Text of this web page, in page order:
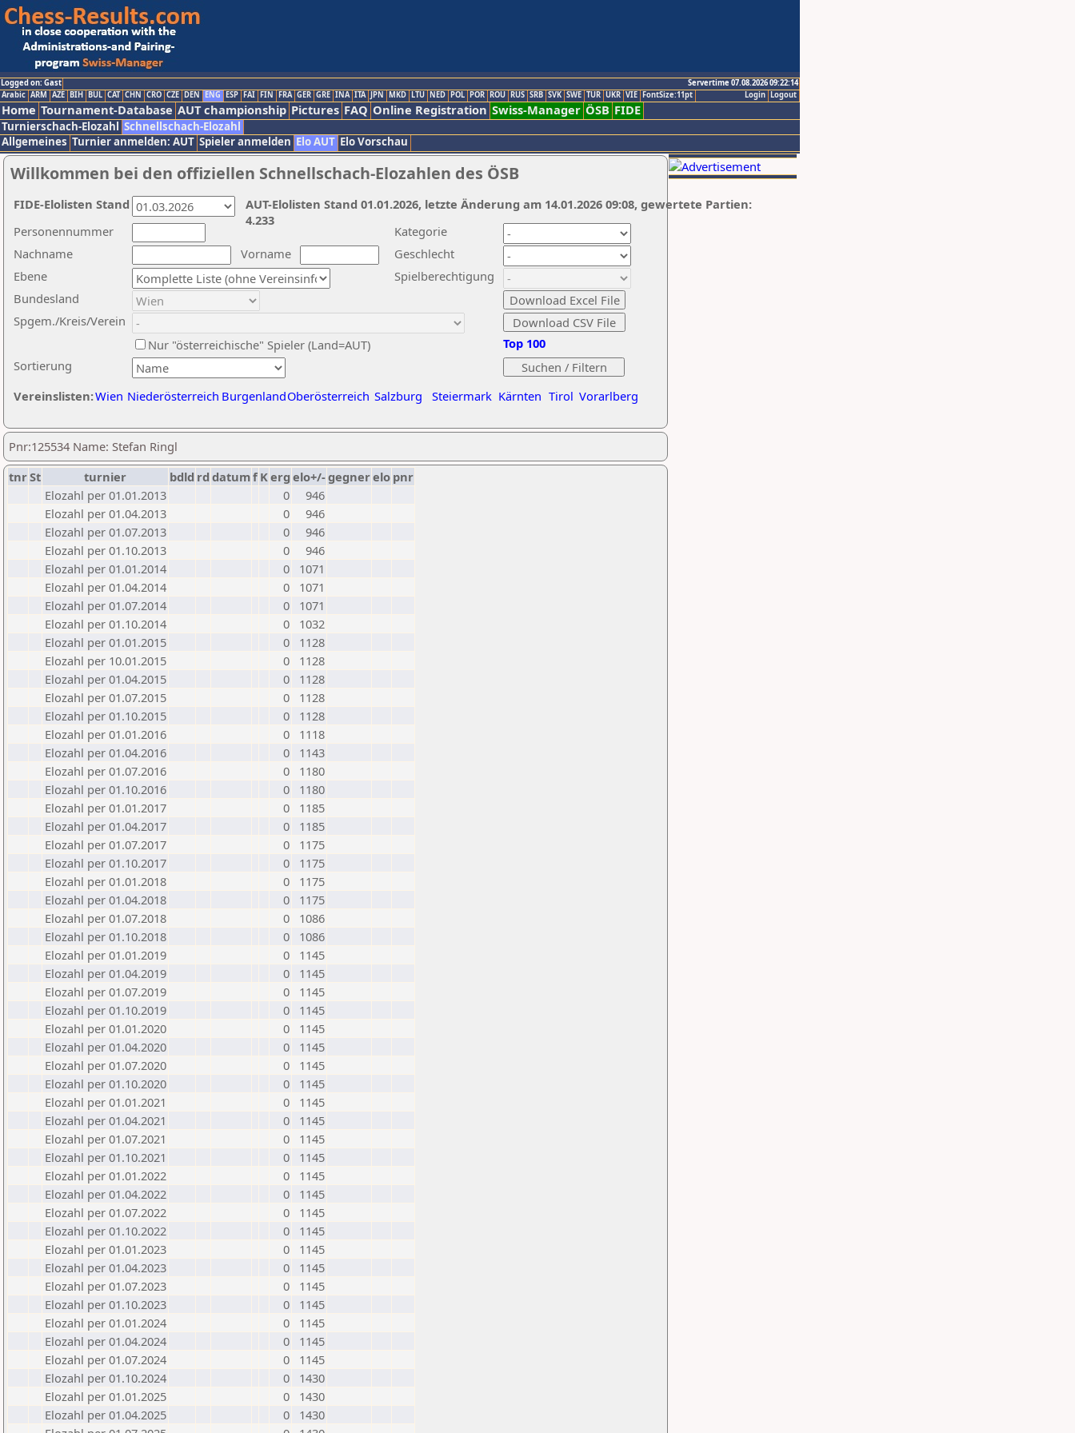
Logged on: Gast
Servertime 07.08.2026 09:22:14
Logout
Login
Arabic ARM AZE BIH BUL CAT CHN CRO CZE DEN ENG ESP FAI FIN FRA GER GRE INA ITA JPN MKD LTU NED POL POR ROU RUS SRB SVK SWE TUR UKR VIE FontSize:11pt
Home Tournament-Database AUT championship Pictures FAQ Online Registration Swiss-Manager ÖSB FIDE
Turnierschach-Elozahl Schnellschach-Elozahl
Allgemeines Turnier anmelden: AUT Spieler anmelden Elo AUT Elo Vorschau
Willkommen bei den offiziellen Schnellschach-Elozahlen des ÖSB
Nachname
Vorname
Ebene
Kategorie
Sortierung
Personennummer
Bundesland
Spgem./Kreis/Verein
Geschlecht
Nur "österreichische" Spieler (Land=AUT)
Spielberechtigung
Vereinslisten:Wien Niederösterreich BurgenlandOberösterreich Salzburg Steiermark Kärnten Tirol Vorarlberg
Top 100
AUT-Elolisten Stand 01.01.2026, letzte Änderung am 14.01.2026 09:08, gewertete Partien:
4.233
FIDE-Elolisten Stand
Pnr:125534 Name: Stefan Ringl
tnrSt turnier bdld rd datumf Kerg elo+/-gegnerelo pnr
Elozahl per 01.01.2013
0
946
Elozahl per 01.04.2013
0
946
Elozahl per 01.07.2013
0
946
Elozahl per 01.10.2013
0
946
Elozahl per 01.01.2014
0
1071
Elozahl per 01.04.2014
0
1071
Elozahl per 01.07.2014
0
1071
Elozahl per 01.10.2014
0
1032
Elozahl per 01.01.2015
0
1128
Elozahl per 10.01.2015
0
1128
Elozahl per 01.04.2015
0
1128
Elozahl per 01.07.2015
0
1128
Elozahl per 01.10.2015
0
1128
Elozahl per 01.01.2016
0
1118
Elozahl per 01.04.2016
0
1143
Elozahl per 01.07.2016
0
1180
Elozahl per 01.10.2016
0
1180
Elozahl per 01.01.2017
0
1185
Elozahl per 01.04.2017
0
1185
Elozahl per 01.07.2017
0
1175
Elozahl per 01.10.2017
0
1175
Elozahl per 01.01.2018
0
1175
Elozahl per 01.04.2018
0
1175
Elozahl per 01.07.2018
0
1086
Elozahl per 01.10.2018
0
1086
Elozahl per 01.01.2019
0
1145
Elozahl per 01.04.2019
0
1145
Elozahl per 01.07.2019
0
1145
Elozahl per 01.10.2019
0
1145
Elozahl per 01.01.2020
0
1145
Elozahl per 01.04.2020
0
1145
Elozahl per 01.07.2020
0
1145
Elozahl per 01.10.2020
0
1145
Elozahl per 01.01.2021
0
1145
Elozahl per 01.04.2021
0
1145
Elozahl per 01.07.2021
0
1145
Elozahl per 01.10.2021
0
1145
Elozahl per 01.01.2022
0
1145
Elozahl per 01.04.2022
0
1145
Elozahl per 01.07.2022
0
1145
Elozahl per 01.10.2022
0
1145
Elozahl per 01.01.2023
0
1145
Elozahl per 01.04.2023
0
1145
Elozahl per 01.07.2023
0
1145
Elozahl per 01.10.2023
0
1145
Elozahl per 01.01.2024
0
1145
Elozahl per 01.04.2024
0
1145
Elozahl per 01.07.2024
0
1145
Elozahl per 01.10.2024
0
1430
Elozahl per 01.01.2025
0
1430
Elozahl per 01.04.2025
0
1430